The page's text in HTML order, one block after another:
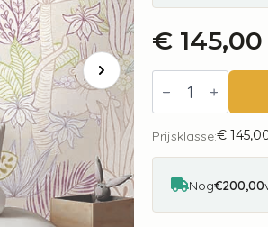
€ 145,00
Fotobehang
INK7634
Sofie
Junar
Hide
Seek,
aantal
Prijsklasse:€
Nog€200,00